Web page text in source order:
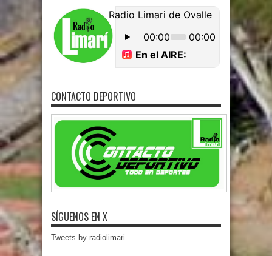
CONTACTO DEPORTIVO
SÍGUENOS EN X
Tweets by radiolimari